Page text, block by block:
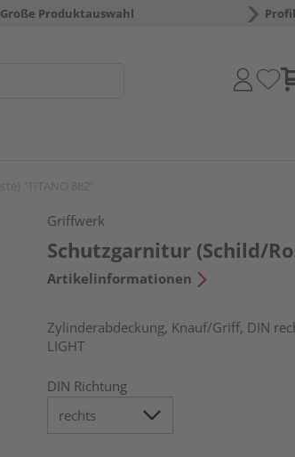
Große Produktauswahl
Griffwerk
Schutzgarnitur (Schild/
Artikelinformationen
Zylinderabdeckung, Knauf/Griff, DIN
LIGHT
DIN Richtung